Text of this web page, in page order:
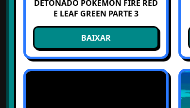
DETONADO POKEMON FIRE RED
E LEAF GREEN PARTE 3
BAIXAR